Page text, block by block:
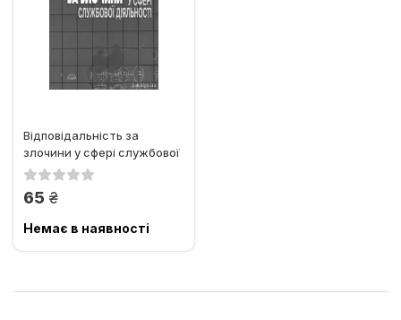
Відповідальність за
злочини у сфері службової
діяльності: Питання...
65 грн.
Немає в наявності